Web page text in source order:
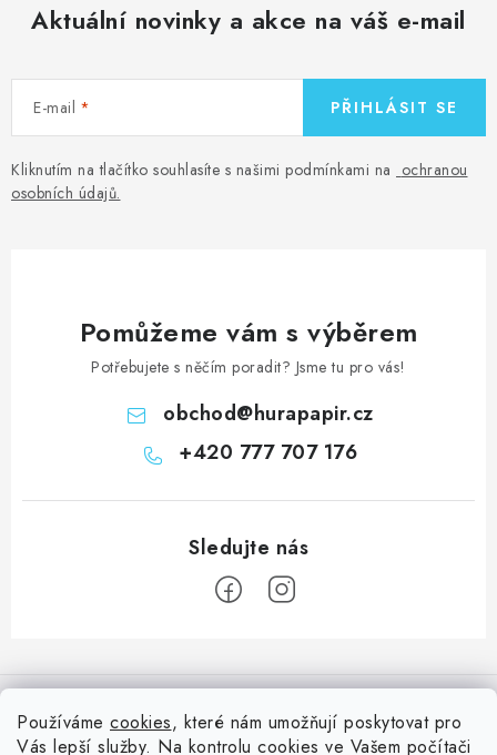
Používáme cookies, které nám umožňují poskytovat pro
Vás lepší služby. Na kontrolu cookies ve Vašem počítači
Aktuální novinky a akce na váš e-mail
E-mail
Kliknutím na tlačítko souhlasíte s našimi podmínkami na ochranou
osobních údajů.
PŘIHLÁSIT SE
Pomůžeme vám s výběrem
Potřebujete s něčím poradit? Jsme tu pro vás!
obchod@hurapapir.cz
+420 777 707 176
á
Doprava